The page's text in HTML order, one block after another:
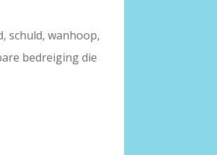
schuld, wanhoop,
bedreiging die